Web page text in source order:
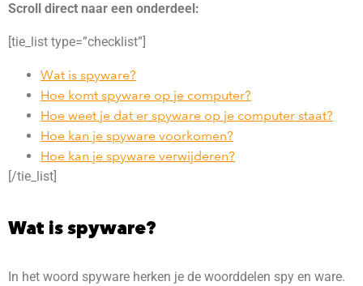
Scroll direct naar een onderdeel:
[tie_list type=”checklist”]
Wat is spyware?
Hoe komt spyware op je computer?
Hoe weet je dat er spyware op je computer staat?
Hoe kan je spyware voorkomen?
Hoe kan je spyware verwijderen?
[/tie_list]
Wat is spyware?
In het woord spyware herken je de woorddelen spy en ware.